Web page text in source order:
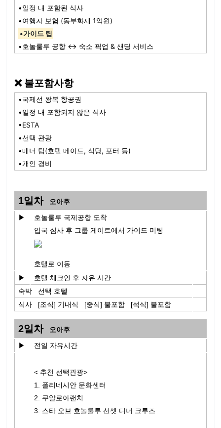
•일정 내 포함된 식사
•여행자 보험 (동부화재 1억원)
•가이드 팁
•호놀룰루 공항 ↔ 숙소 픽업 & 샌딩 서비스
❌ 불포함사항
•국제선 왕복 항공권
•일정 내 포함되지 않은 식사
•ESTA
•선택 관광
•매너 팁(호텔 메이드, 식당, 포터 등)
•개인 경비
1일차오아후
▶
호놀룰루 국제공항 도착
입국 심사 후 그룹 게이트에서 가이드 미팅
호텔로 이동
▶
호텔 체크인 후 자유 시간
숙박 선택 호텔
식사 [조식] 기내식 [중식] 불포함 [석식] 불포함
2일차오아후
▶
전일 자유시간
< 추천 선택관광>
1. 폴리네시안 문화센터
2. 쿠알로아랜치
3. 스타 오브 호놀룰루 선셋 디너 크루즈